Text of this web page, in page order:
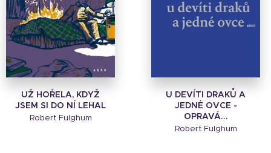
UŽ HOŘELA, KDYŽ
JSEM SI DO NÍ LEHAL
Robert Fulghum
U DEVÍTI DRAKŮ A
JEDNÉ OVCE -
OPRAVÁ...
Robert Fulghum